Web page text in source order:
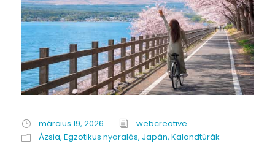
március 19, 2026
webcreative
Ázsia, Egzotikus nyaralás, Japán, Kalandtúrák